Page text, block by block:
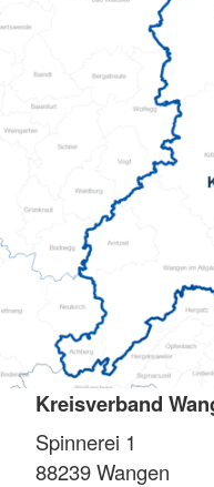
Kreisverband
Spinnerei 1
88239Wangen